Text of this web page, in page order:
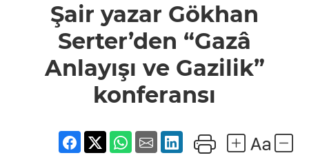
“Gazâ
Anlayışı ve
Gazilik”
konferansı
Şair yazar Gökhan
Serter’den “Gazâ
Anlayışı ve Gazilik”
konferansı